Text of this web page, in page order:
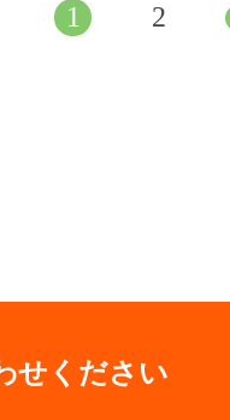
1 2
せください